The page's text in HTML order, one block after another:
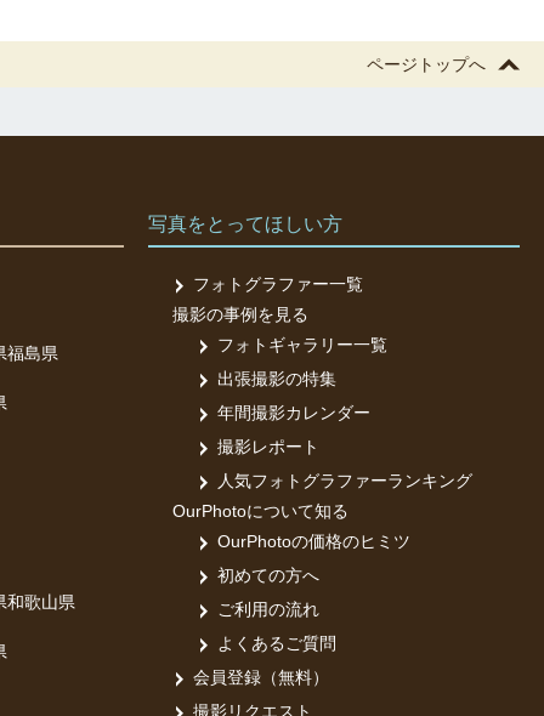
ページトップへ
福島県
和歌山県
写真をとってほしい方
フォトグラファー一覧
撮影の事例を見る
フォトギャラリー一覧
出張撮影の特集
年間撮影カレンダー
撮影レポート
人気フォトグラファーランキング
OurPhotoについて知る
OurPhotoの価格のヒミツ
初めての方へ
ご利用の流れ
よくあるご質問
会員登録（無料）
撮影リクエスト